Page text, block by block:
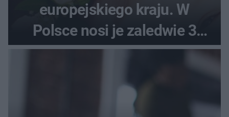
europejskiego kraju. W
Polsce nosi je zaledwie 3
kobiety